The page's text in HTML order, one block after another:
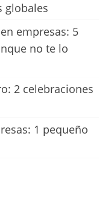
globales
empresas: 5
no te lo
2 celebraciones
1 pequeño